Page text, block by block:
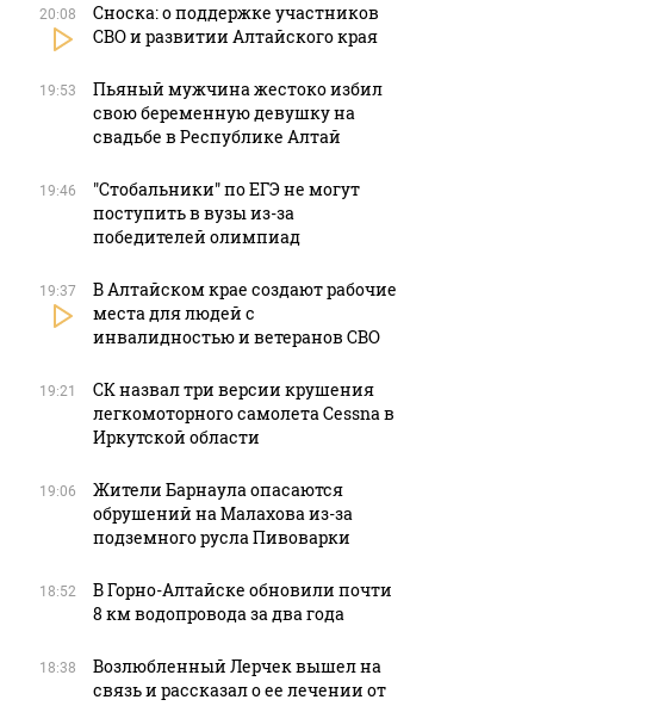
20:08
Сноска: о поддержке участников
СВО и развитии Алтайского края
19:53
Пьяный мужчина жестоко избил
свою беременную девушку на
свадьбе в Республике Алтай
19:46
"Стобальники" по ЕГЭ не могут
поступить в вузы из-за
победителей олимпиад
19:37
В Алтайском крае создают рабочие
места для людей с
инвалидностью и ветеранов СВО
19:21
СК назвал три версии крушения
легкомоторного самолета Cessna в
Иркутской области
19:06
Жители Барнаула опасаются
обрушений на Малахова из-за
подземного русла Пивоварки
18:52
В Горно-Алтайске обновили почти
8 км водопровода за два года
18:38
Возлюбленный Лерчек вышел на
связь и рассказал о ее лечении от